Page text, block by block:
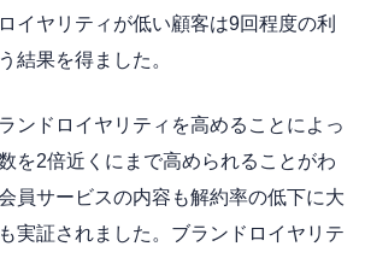
イヤリティが低い顧客は9回程度の利
結果を得ました。
ンドロイヤリティを高めることによっ
を2倍近くにまで高められることがわ
員サービスの内容も解約率の低下に大
実証されました。ブランドロイヤリテ